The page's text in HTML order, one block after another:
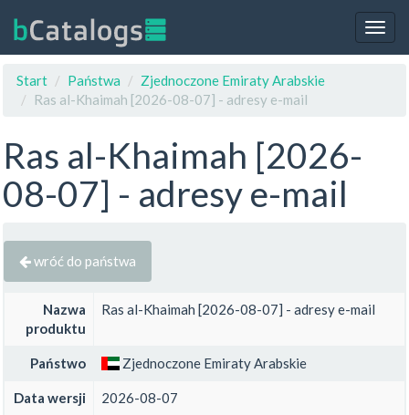
Start
Państwa
Zjednoczone Emiraty Arabskie
Ras al-Khaimah [2026-08-07] - adresy e-mail
Ras al-Khaimah [2026-
08-07] - adresy e-mail
wróć do państwa
Nazwa
produktu
Ras al-Khaimah [2026-08-07] - adresy e-mail
Państwo Zjednoczone Emiraty Arabskie
Data wersji 2026-08-07